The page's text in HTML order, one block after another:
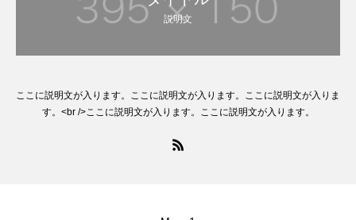
説明文
ここに説明文が入ります。ここに説明文が入ります。ここに説明文が入りま
す。<br />ここに説明文が入ります。ここに説明文が入ります。